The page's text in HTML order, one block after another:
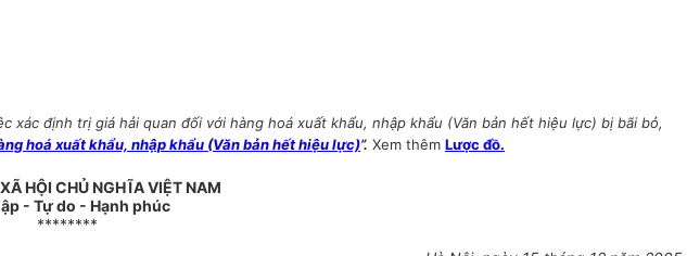
định trị giá hải quan đối với hàng hoá xuất khẩu, nhập khẩu (Văn bản hết hiệu lực) bị bãi bỏ,
hoá xuất khẩu, nhập khẩu (Văn bản hết hiệu lực)”. Xem thêm Lược đồ.
HỘI CHỦ NGHĨA VIỆT NAM
- Tự do - Hạnh phúc
********